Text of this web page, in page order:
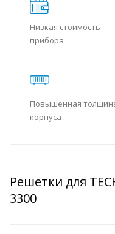
Низкая стоимость
прибора
Повышенная
корпуса
Решетки для
3300